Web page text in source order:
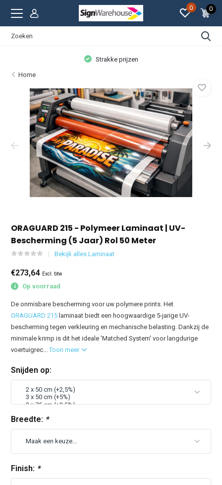
0 0
Persoonlijke aandacht
Home
ORAGUARD 215 - Polymeer Laminaat | UV-
Bescherming (5 Jaar) Rol 50 Meter
Bekijk alles Laminaat
€273,64 Excl. btw
Op voorraad
De onmisbare bescherming voor uw polymere prints. Het
ORAGUARD 215 laminaat biedt een hoogwaardige 5-jarige UV-
bescherming tegen verkleuring en mechanische belasting. Dankzij de
minimale krimp is dit het ideale 'Matched System' voor langdurige
voertuigrec...Toon meer
Snijden op:
Breedte: *
Finish: *